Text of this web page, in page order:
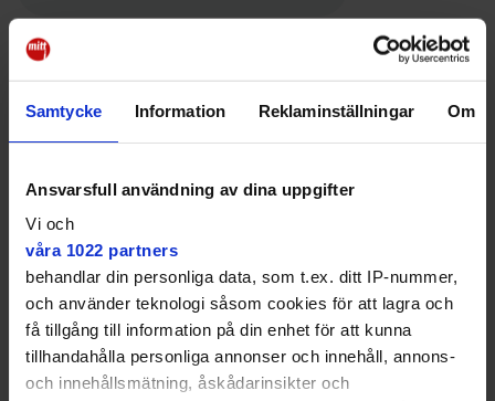
Samtycke Information Reklaminställningar Om
Ansvarsfull användning av dina uppgifter
Vi och
våra 1022 partners
behandlar din personliga data, som t.ex. ditt IP-nummer,
och använder teknologi såsom cookies för att lagra och
få tillgång till information på din enhet för att kunna
tillhandahålla personliga annonser och innehåll, annons-
och innehållsmätning, åskådarinsikter och
o r n
Den brittiske musikern – som kallade sig själv ”Prince
of Darkness” – blev 76 år gammal.
I hans minne anordnas en musikgudstjänst med
av Petra Kvännå.
Gudstjänsten hålls två gånger, klockan 16 och 18,
söndag 9 november. Fri entré.
Fler nyheter från ditt område –
prenumerera på Mitt i:s nyhetsbrev
Kvarteret!
Nyheter + Södermalm + Nöje